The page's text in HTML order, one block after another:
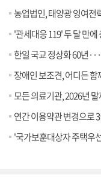
농업법인, 태양광 잉여전
'관세대응 119' 두 달 만에
한일 국교 정상화 60년
장애인 보조견, 어디든 함
모든 의료기관, 2026년
연간 이용약관 변경으로
'국가보훈대상자 주택우선